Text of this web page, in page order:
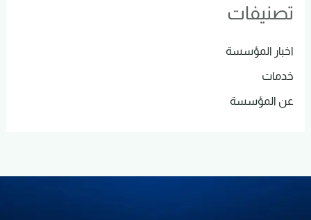
تصنيفات
اخبار المؤسسة
خدمات
عن المؤسسة